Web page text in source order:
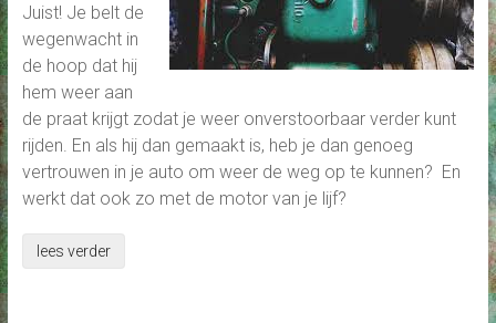
Juist! Je belt de
wegenwacht in
de hoop dat hij
hem weer aan
de praat krijgt zodat je weer onverstoorbaar verder kunt
rijden. En als hij dan gemaakt is, heb je dan genoeg
vertrouwen in je auto om weer de weg op te kunnen? En
werkt dat ook zo met de motor van je lijf?
lees verder